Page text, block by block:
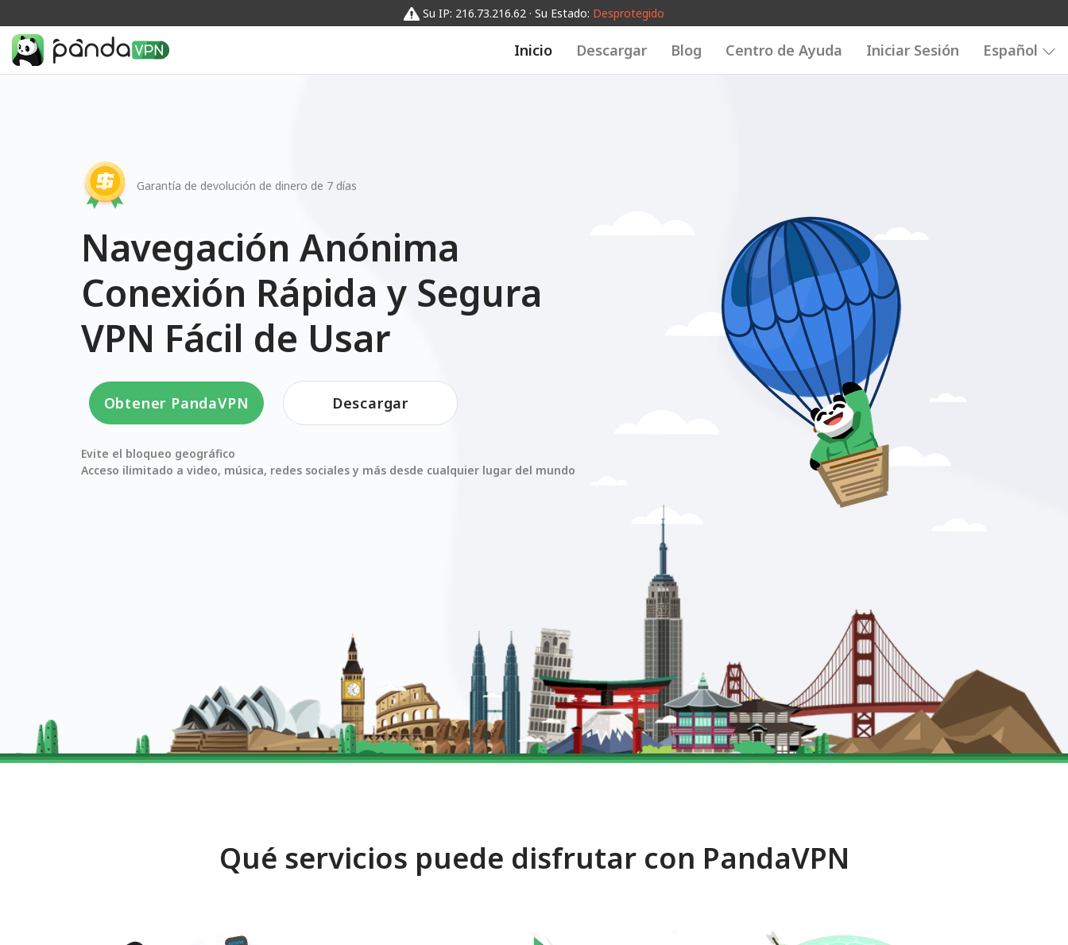
Su IP: 216.73.216.62 · Su Estado: Desprotegido
Inicio Descargar Blog Centro de Ayuda Iniciar Sesión Español
Garantía de devolución de dinero de 7 días
Navegación Anónima
Conexión Rápida y Segura
VPN Fácil de Usar
Obtener PandaVPN Descargar
Evite el bloqueo geográfico
Acceso ilimitado a video, música, redes sociales y más desde cualquier lugar del mundo
Qué servicios puede disfrutar con PandaVPN